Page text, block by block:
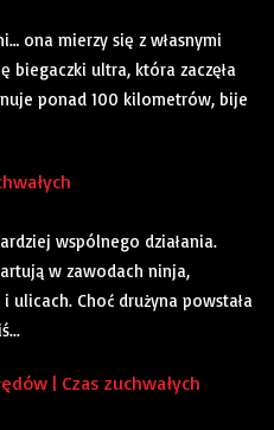
ona mierzy się z własnymi
biegaczki ultra, która zaczęła
ponad 100 kilometrów, bije
wspólnego działania.
w zawodach ninja,
Choć drużyna powstała
| Czas zuchwałych